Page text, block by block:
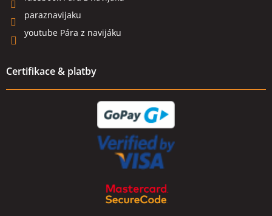
paraznavijaku
youtube Pára z navijáku
Certifikace & platby